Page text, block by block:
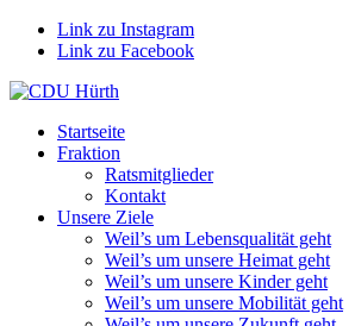
Link zu Instagram
Link zu Facebook
Startseite
Fraktion
Ratsmitglieder
Kontakt
Unsere Ziele
Weil’s um Lebensqualität geht
Weil’s um unsere Heimat geht
Weil’s um unsere Kinder geht
Weil’s um unsere Mobilität geht